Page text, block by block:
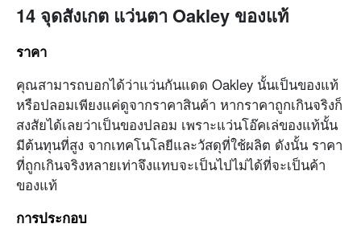
14 จุดสังเกต แว่นตา Oakley ของแท้
ราคา
คุณสามารถบอกได้ว่าแว่นกันแดด Oakley นั้นเป็นของแท้
หรือปลอมเพียงแค่ดูจากราคาสินค้า หากราคาถูกเกินจริงก็
สงสัยได้เลยว่าเป็นของปลอม เพราะแว่นโอ๊คเล่ของแท้นั้น
มีต้นทุนที่สูง จากเทคโนโลยีและวัสดุที่ใช้ผลิต ดังนั้น ราคา
ที่ถูกเกินจริงหลายเท่าจึงแทบจะเป็นไปไม่ได้ที่จะเป็นค้า
ของแท้
การประกอบ